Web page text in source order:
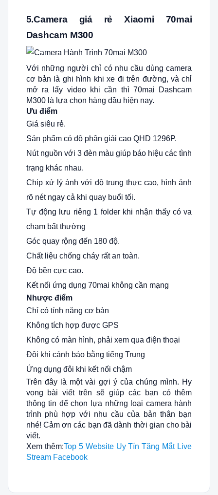
5.Camera giá rẻ Xiaomi 70mai
Dashcam M300
Với những người chỉ có nhu cầu dùng camera
cơ bản là ghi hình khi xe đi trên đường, và chỉ
mở ra lấy video khi cần thì 70mai Dashcam
M300 là lựa chọn hàng đầu hiện nay.
Ưu điểm
Giá siêu rẻ.
Sản phẩm có độ phân giải cao QHD 1296P.
Nút nguồn với 3 đèn màu giúp báo hiệu các tình
trạng khác nhau.
Chip xử lý ảnh với độ trung thực cao, hình ảnh
rõ nét ngay cả khi quay buổi tối.
Tự động lưu riêng 1 folder khi nhận thấy có va
chạm bất thường
Góc quay rộng đến 180 độ.
Chất liệu chống cháy rất an toàn.
Độ bền cực cao.
Kết nối ứng dụng 70mai không cần mạng
Nhược điểm
Chỉ có tính năng cơ bản
Không tích hợp được GPS
Không có màn hình, phải xem qua điện thoại
Đôi khi cảnh báo bằng tiếng Trung
Ứng dụng đôi khi kết nối chậm
Trên đây là một vài gợi ý của chúng mình. Hy
vọng bài viết trên sẽ giúp các bạn có thêm
thông tin để chọn lựa những loại camera hành
trình phù hợp với nhu cầu của bản thân bạn
nhé! Cảm ơn các bạn đã dành thời gian cho bài
viết.
Xem thêm:Top 5 Website Uy Tín Tăng Mắt Live
Stream Facebook